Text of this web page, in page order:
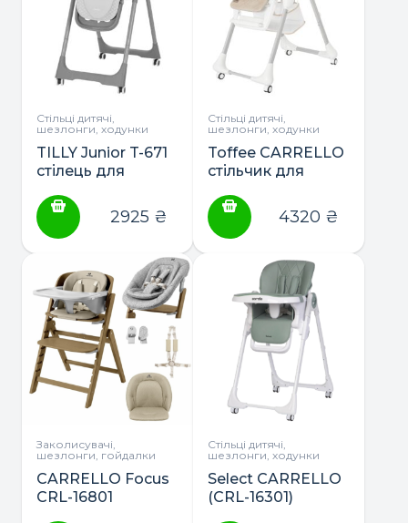
Стільці дитячі,
шезлонги, ходунки
TILLY Junior T-671
стілець для
2925 ₴
Стільці дитячі,
шезлонги, ходунки
Toffee CARRELLO
стільчик для
4320 ₴
Заколисувачі,
шезлонги, гойдалки
CARRELLO Focus
CRL-16801
Стільці дитячі,
шезлонги, ходунки
Select CARRELLO
(CRL-16301)